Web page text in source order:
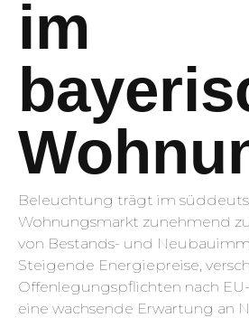
im
Beleuchtung trägt im
Wohnungsmarkt zunehmend
von Bestands- und
Steigende Energiepreise,
Offenlegungspflichten nach
eine wachsende Erwartung an